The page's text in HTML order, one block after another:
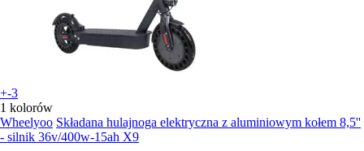
+-3
1 kolorów
Wheelyoo Składana hulajnoga elektryczna z aluminiowym kołem 8,5''
- silnik 36v/400w-15ah X9